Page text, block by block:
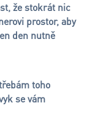
že stokrát nic
prostor, aby
den nutně
toho
se vám